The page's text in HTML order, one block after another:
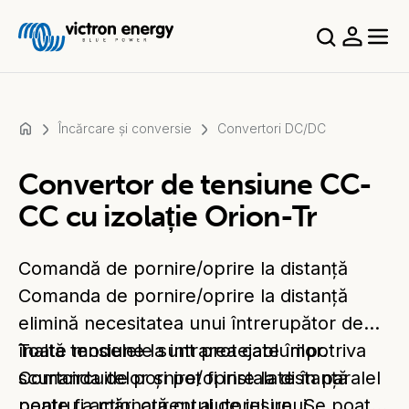
example
Multiplus-
Orion
XS
SmartShunt
Încărcare și conversie Convertori DC/DC
Convertor de tensiune CC-
CC cu izolație Orion-Tr
Comandă de pornire/oprire la distanță
Comanda de pornire/oprire la distanță
elimină necesitatea unui întrerupător de
înaltă tensiune la intrarea cablurilor.
Comanda de pornire/oprire la distanță
Toate modelele sunt protejate împotriva
scurtcircuitelor și pot fi instalate în paralel